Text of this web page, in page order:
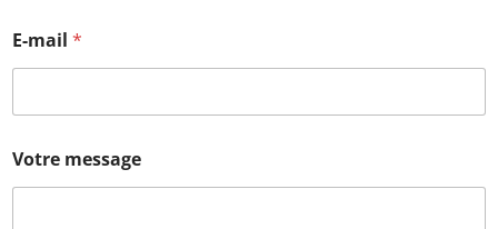
E-mail *
Votre message